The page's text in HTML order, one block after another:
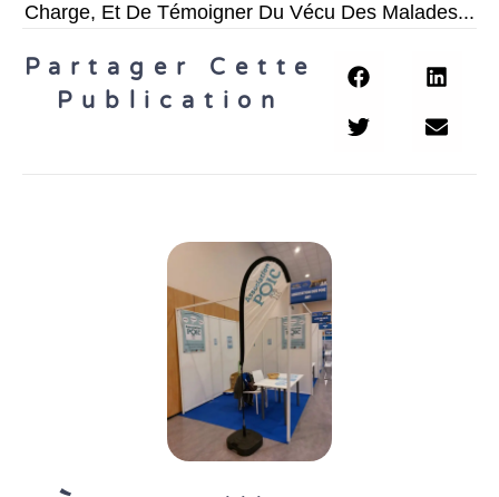
Charge, Et De Témoigner Du Vécu Des Malades...
Partager Cette
Publication